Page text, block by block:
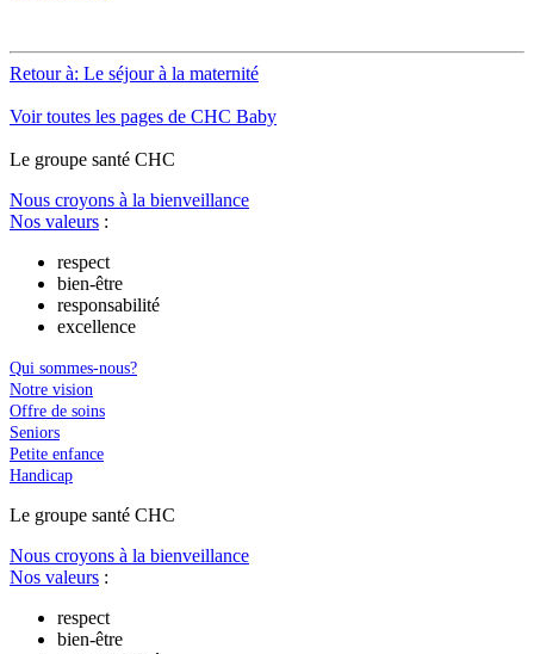
Retour à: Le séjour à la maternité
Voir toutes les pages de CHC Baby
Le groupe santé CHC
Nous croyons à la bienveillance
Nos valeurs :
respect
bien-être
responsabilité
excellence
Qui sommes-nous?
Notre vision
Offre de soins
Seniors
Petite enfance
Handicap
Le groupe santé CHC
Nous croyons à la bienveillance
Nos valeurs :
respect
bien-être